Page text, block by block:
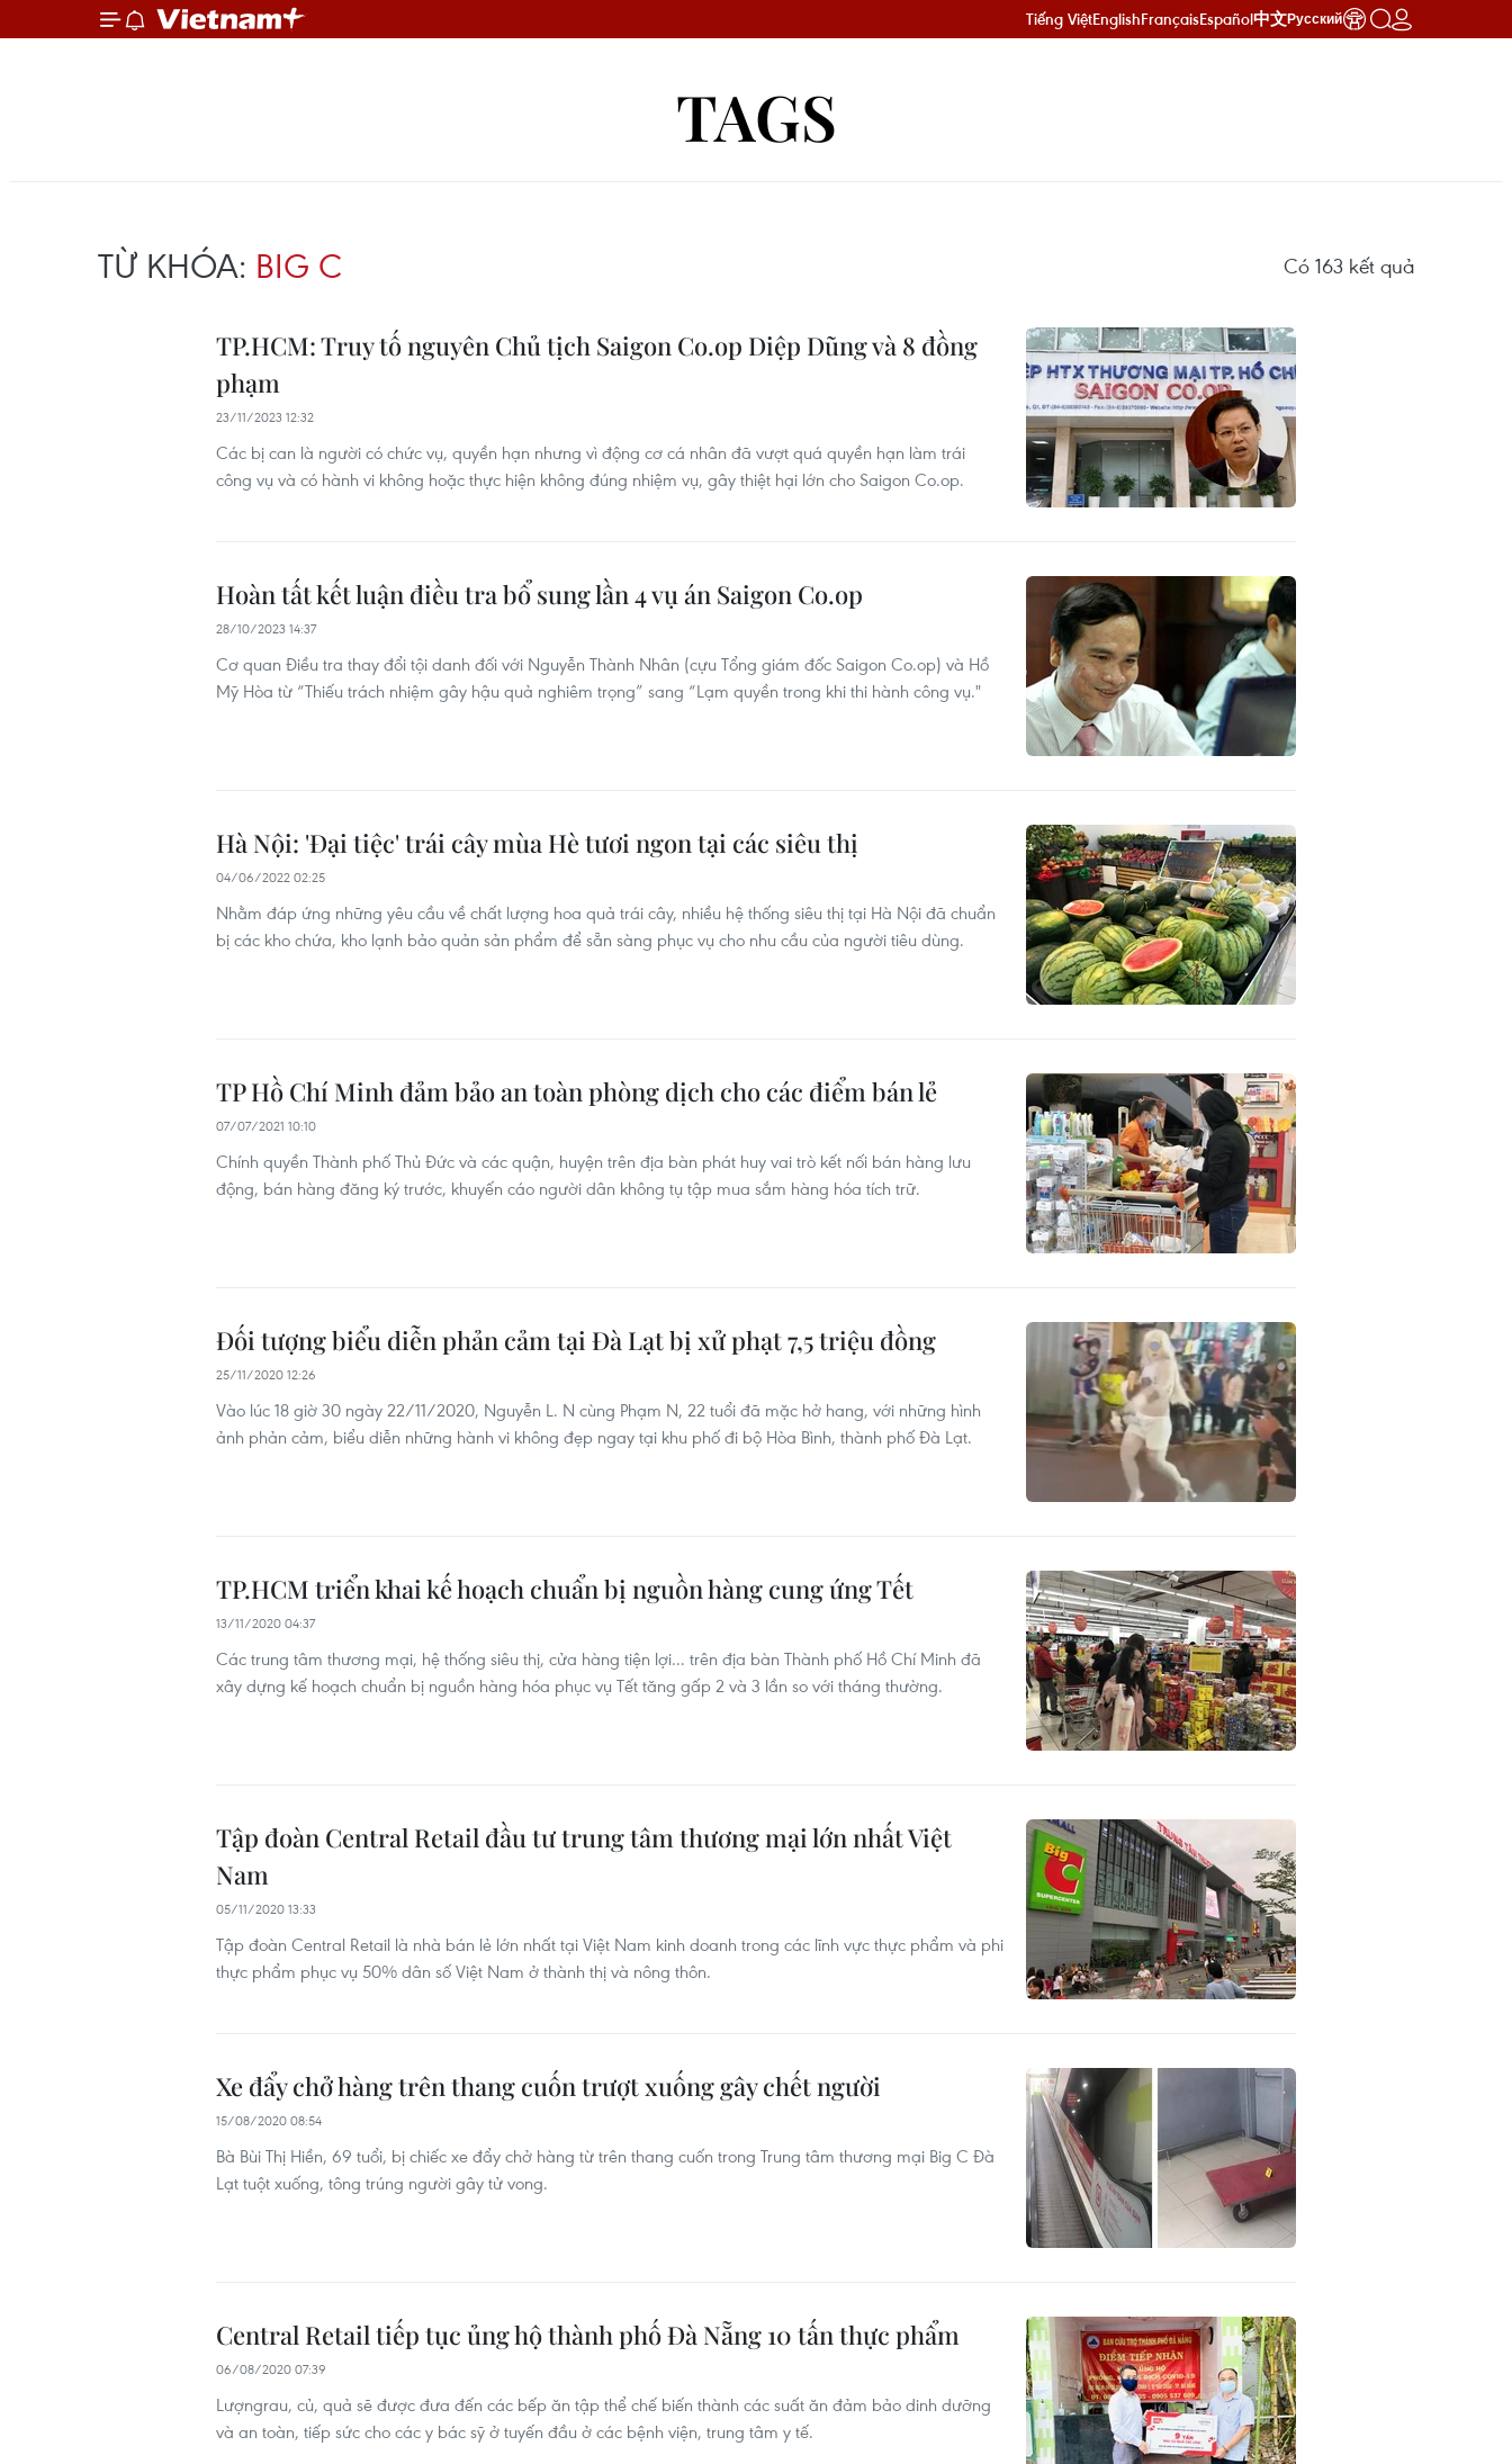
Tiếng ViệtEnglishFrançaisEspañol中文Русский
TAGS
TỪ KHÓA: BIG C Có 163 kết quả
TP.HCM: Truy tố nguyên Chủ tịch Saigon Co.op Diệp Dũng và 8 đồng
phạm
23/11/2023 12:32
Các bị can là người có chức vụ, quyền hạn nhưng vì động cơ cá nhân đã vượt quá quyền hạn làm trái
công vụ và có hành vi không hoặc thực hiện không đúng nhiệm vụ, gây thiệt hại lớn cho Saigon Co.op.
Hoàn tất kết luận điều tra bổ sung lần 4 vụ án Saigon Co.op
28/10/2023 14:37
Cơ quan Điều tra thay đổi tội danh đối với Nguyễn Thành Nhân (cựu Tổng giám đốc Saigon Co.op) và Hồ
Mỹ Hòa từ “Thiếu trách nhiệm gây hậu quả nghiêm trọng” sang “Lạm quyền trong khi thi hành công vụ."
Hà Nội: 'Đại tiệc' trái cây mùa Hè tươi ngon tại các siêu thị
04/06/2022 02:25
Nhằm đáp ứng những yêu cầu về chất lượng hoa quả trái cây, nhiều hệ thống siêu thị tại Hà Nội đã chuẩn
bị các kho chứa, kho lạnh bảo quản sản phẩm để sẵn sàng phục vụ cho nhu cầu của người tiêu dùng.
TP Hồ Chí Minh đảm bảo an toàn phòng dịch cho các điểm bán lẻ
07/07/2021 10:10
Chính quyền Thành phố Thủ Đức và các quận, huyện trên địa bàn phát huy vai trò kết nối bán hàng lưu
động, bán hàng đăng ký trước, khuyến cáo người dân không tụ tập mua sắm hàng hóa tích trữ.
Đối tượng biểu diễn phản cảm tại Đà Lạt bị xử phạt 7,5 triệu đồng
25/11/2020 12:26
Vào lúc 18 giờ 30 ngày 22/11/2020, Nguyễn L. N cùng Phạm N, 22 tuổi đã mặc hở hang, với những hình
ảnh phản cảm, biểu diễn những hành vi không đẹp ngay tại khu phố đi bộ Hòa Bình, thành phố Đà Lạt.
TP.HCM triển khai kế hoạch chuẩn bị nguồn hàng cung ứng Tết
13/11/2020 04:37
Các trung tâm thương mại, hệ thống siêu thị, cửa hàng tiện lợi... trên địa bàn Thành phố Hồ Chí Minh đã
xây dựng kế hoạch chuẩn bị nguồn hàng hóa phục vụ Tết tăng gấp 2 và 3 lần so với tháng thường.
Tập đoàn Central Retail đầu tư trung tâm thương mại lớn nhất Việt
Nam
05/11/2020 13:33
Tập đoàn Central Retail là nhà bán lẻ lớn nhất tại Việt Nam kinh doanh trong các lĩnh vực thực phẩm và phi
thực phẩm phục vụ 50% dân số Việt Nam ở thành thị và nông thôn.
Xe đẩy chở hàng trên thang cuốn trượt xuống gây chết người
15/08/2020 08:54
Bà Bùi Thị Hiền, 69 tuổi, bị chiếc xe đẩy chở hàng từ trên thang cuốn trong Trung tâm thương mại Big C Đà
Lạt tuột xuống, tông trúng người gây tử vong.
Central Retail tiếp tục ủng hộ thành phố Đà Nẵng 10 tấn thực phẩm
06/08/2020 07:39
Lượngrau, củ, quả sẽ được đưa đến các bếp ăn tập thể chế biến thành các suất ăn đảm bảo dinh dưỡng
và an toàn, tiếp sức cho các y bác sỹ ở tuyến đầu ở các bệnh viện, trung tâm y tế.